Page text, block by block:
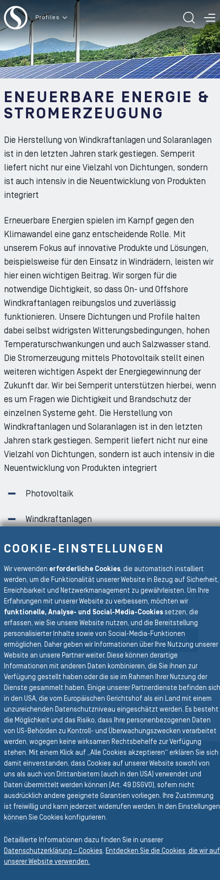
Zum Inhalt der Seite
Profiles
ENEUERBARE ENERGIE &
STROMERZEUGUNG
Die Herstellung von Windkraftanlagen und Solaranlagen
ist in den letzten Jahren stark gestiegen. Semperit
liefert nicht nur eine Vielzahl von Dichtungen, sondern
ist auch intensiv in die Neuentwicklung von Produkten
integriert
Erneuerbare Energien spielen im Kampf gegen den
Klimawandel eine ganz entscheidende Rolle. Mit
unserem Fokus auf innovative Produkte und Lösungen,
beispielsweise für den Einsatz in Windrädern, leisten wir
hier einen wichtigen Beitrag. Wir sorgen für die
notwendige Dichtigkeit, so dass On- und Offshore
Windkraftanlagen reibungslos und zuverlässig
funktionieren. Unsere Dichtungen und Profile halten
dabei selbst widrigsten Witterungsbedingungen, hohen
Temperaturschwankungen und auch Salzwasser stand.
Die Stromerzeugung mittels Photovoltaik stellt einen
weiteren wichtigen Aspekt der Energiegewinnung der
Zukunft dar. Wir bei Semperit unterstützen hierbei, wenn
es um Fragen wie Dichtigkeit und Brandschutz der
einzelnen Systeme geht. Die Herstellung von
Windkraftanlagen und Solaranlagen ist in den letzten
Jahren stark gestiegen. Semperit liefert nicht nur eine
Vielzahl von Dichtungen, sondern ist auch intensiv in die
Neuentwicklung von Produkten integriert
Photovoltaik
Windkraftanlagen
WIR BERATEN SIE GERNE ÜBER
UNSERE LÖSUNGEN
KONTAKTIEREN SIE UNSERE EXPERTEN
Zurück zur Hauptnavigation
ZURÜCK INDUSTRIEN
Group Website
SEMPERIT GROUP
Business Divisionen
HOSES
FORM
CONVEYOR BELTS
COOKIE-EINSTELLUNGEN
Wir verwenden erforderliche Cookies, die automatisch installiert
werden, um die Funktionalität unserer Website in Bezug auf Sicherheit,
Erreichbarkeit und Netzwerkmanagement zu gewährleisten. Um Ihre
Erfahrungen mit unserer Website zu verbessern, möchten wir
funktionelle, Analyse- und Social-Media-Cookiessetzen, die
erfassen, wie Sie unsere Website nutzen, und die Bereitstellung
personalisierter Inhalte sowie von Social-Media-Funktionen
ermöglichen. Daher geben wir Informationen über Ihre Nutzung unserer
Website an unsere Partner weiter. Diese können derartige
Informationen mit anderen Daten kombinieren, die Sie ihnen zur
Verfügung gestellt haben oder die sie im Rahmen Ihrer Nutzung der
Dienste gesammelt haben. Einige unserer Partnerdienste befinden sich
in den USA, die vom Europäischen Gerichtshof als ein Land mit einem
unzureichenden Datenschutzniveau eingeschätzt werden. Es besteht
die Möglichkeit und das Risiko, dass Ihre personenbezogenen Daten
von US-Behörden zu Kontroll- und Überwachungszwecken verarbeitet
werden, wogegen keine wirksamen Rechtsbehelfe zur Verfügung
stehen. Mit einem Klick auf „Alle Cookies akzeptieren“ erklären Sie sich
damit einverstanden, dass Cookies auf unserer Website sowohl von
uns als auch von Drittanbietern (auch in den USA) verwendet und
Daten übermittelt werden können (Art. 49 DSGVO), sofern nicht
ausdrücklich andere geeignete Garantien vorliegen. Ihre Zustimmung
ist freiwillig und kann jederzeit widerrufen werden. In den Einstellungen
können Sie Cookies konfigurieren.
Detaillierte Informationen dazu finden Sie in unserer
Datenschutzerklärung – Cookies. Entdecken Sie die Cookies, die wir auf
unserer Website verwenden.